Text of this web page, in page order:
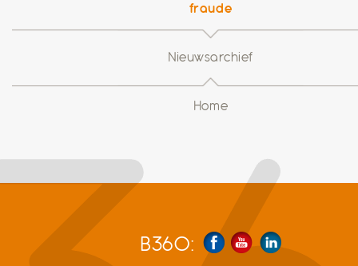
fraude
Nieuwsarchief
Home
B360: